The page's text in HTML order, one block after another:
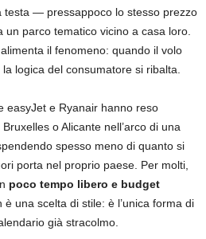
testa — pressappoco lo stesso prezzo
un parco tematico vicino a casa loro.
il fenomeno: quando il volo
logica del consumatore si ribalta.
easyJet e Ryanair hanno reso
o Alicante nell’arco di una
spesso meno di quanto si
porta nel proprio paese. Per molti,
poco tempo libero e budget
è una scelta di stile: è l’unica forma di
già stracolmo.